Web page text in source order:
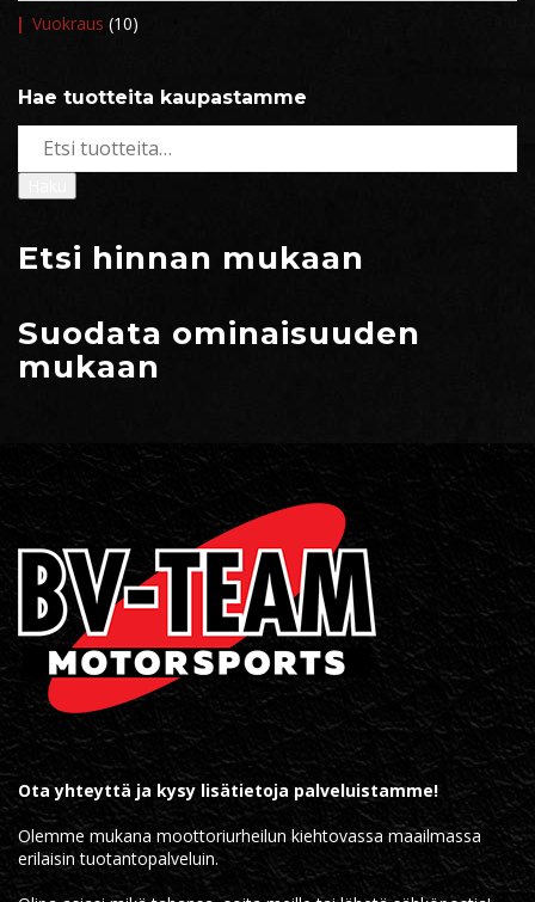
Vuokraus (10)
Hae tuotteita kaupastamme
Etsi hinnan mukaan
Suodata ominaisuuden
mukaan
Ota yhteyttä ja kysy lisätietoja palveluistamme!
Olemme mukana moottoriurheilun kiehtovassa maailmassa
erilaisin tuotantopalveluin.